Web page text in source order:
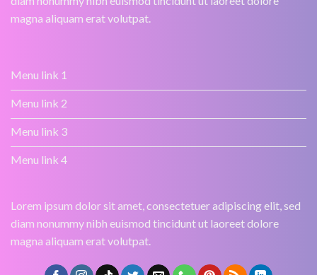
magna aliquam erat volutpat.
Menu link 1
Menu link 2
Menu link 3
Menu link 4
Lorem ipsum dolor sit amet, consectetuer adipiscing elit, sed
diam nonummy nibh euismod tincidunt ut laoreet dolore
magna aliquam erat volutpat.